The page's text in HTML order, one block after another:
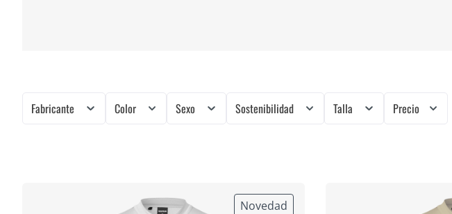
Fabricante Color Sexo Sostenibilidad Talla Precio
Novedad